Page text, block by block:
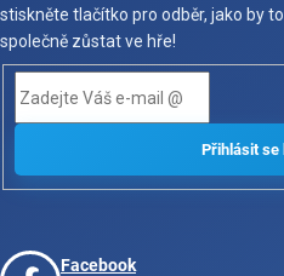
stiskněte tlačítko pro odběr, jako by
společně zůstat ve hře!
Facebook